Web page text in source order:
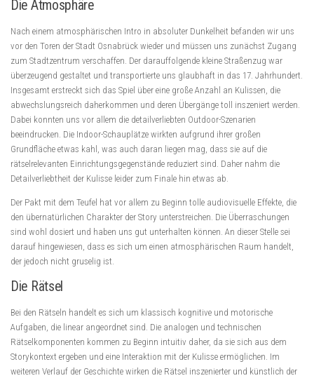
Die Atmosphäre
Nach einem atmosphärischen Intro in absoluter Dunkelheit befanden wir uns
vor den Toren der Stadt Osnabrück wieder und müssen uns zunächst Zugang
zum Stadtzentrum verschaffen. Der darauffolgende kleine Straßenzug war
überzeugend gestaltet und transportierte uns glaubhaft in das 17. Jahrhundert.
Insgesamt erstreckt sich das Spiel über eine große Anzahl an Kulissen, die
abwechslungsreich daherkommen und deren Übergänge toll inszeniert werden.
Dabei konnten uns vor allem die detailverliebten Outdoor-Szenarien
beeindrucken. Die Indoor-Schauplätze wirkten aufgrund ihrer großen
Grundfläche etwas kahl, was auch daran liegen mag, dass sie auf die
rätselrelevanten Einrichtungsgegenstände reduziert sind. Daher nahm die
Detailverliebtheit der Kulisse leider zum Finale hin etwas ab.
Der Pakt mit dem Teufel hat vor allem zu Beginn tolle audiovisuelle Effekte, die
den übernatürlichen Charakter der Story unterstreichen. Die Überraschungen
sind wohl dosiert und haben uns gut unterhalten können. An dieser Stelle sei
darauf hingewiesen, dass es sich um einen atmosphärischen Raum handelt,
der jedoch nicht gruselig ist.
Die Rätsel
Bei den Rätseln handelt es sich um klassisch kognitive und motorische
Aufgaben, die linear angeordnet sind. Die analogen und technischen
Rätselkomponenten kommen zu Beginn intuitiv daher, da sie sich aus dem
Storykontext ergeben und eine Interaktion mit der Kulisse ermöglichen. Im
weiteren Verlauf der Geschichte wirken die Rätsel inszenierter und künstlich der